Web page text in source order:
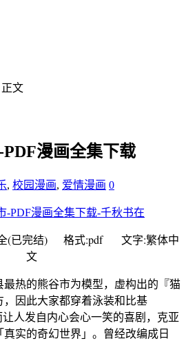
正文
漫画全集下载
, 校园漫画, 爱情漫画 0
(已完结) 格式:pdf 文字:繁体中
文
最热的熊谷市为模型，虚构出的『猫
因此大家都穿着泳装和比基
发自内心会心一笑的喜剧，克亚
实的奇幻世界」。曾经改编成日